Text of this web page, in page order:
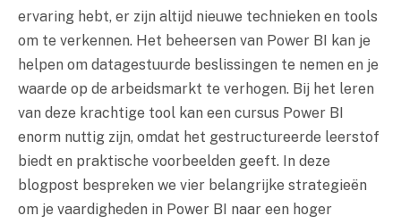
ervaring hebt, er zijn altijd nieuwe technieken en tools
om te verkennen. Het beheersen van Power BI kan je
helpen om datagestuurde beslissingen te nemen en je
waarde op de arbeidsmarkt te verhogen. Bij het leren
van deze krachtige tool kan een cursus Power BI
enorm nuttig zijn, omdat het gestructureerde leerstof
biedt en praktische voorbeelden geeft. In deze
blogpost bespreken we vier belangrijke strategieën
om je vaardigheden in Power BI naar een hoger